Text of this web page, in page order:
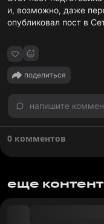
и, возможно, даже
опубликовал пост в
поделиться
напишите
0 комментов
еще